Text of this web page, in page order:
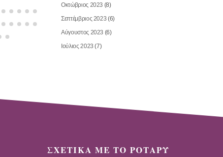
Οκτώβριος 2023 (8)
Σεπτέμβριος 2023 (6)
Αύγουστος 2023 (6)
Ιούλιος 2023 (7)
ΣΧΕΤΙΚΑ ΜΕ ΤΟ ΡΟΤΑΡΥ